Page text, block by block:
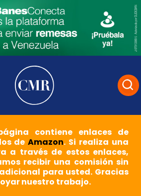
contiene enlaces de
deAmazon. Si realiza una
a través de estos enlaces,
recibir una comisión sin
para usted. Gracias
nuestro trabajo.